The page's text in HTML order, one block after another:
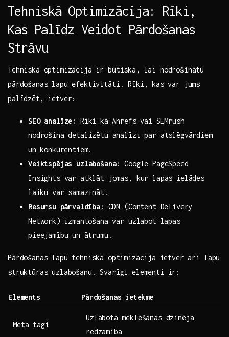
Tehniskā‍ Optimizācija: Rīki,‌
Kas ⁣Palīdz Veidot Pārdošanas
Strāvu
Tehniskā optimizācija ir būtiska, ‍lai‍ nodrošinātu
‍pārdošanas lapu efektivitāti. Rīki,⁣ kas‌ var jums
palīdzēt, ietver:
SEO analīze:
Rīki ⁢kā⁤ Ahrefs​ vai SEMrush
nodrošina detalizētu analīzi par atslēgvārdiem
un ⁣konkurentiem.
Veiktspējas‍ uzlabošana:
Google PageSpeed
Insights var atklāt jomas, kur ‌lapas ielādes
⁤laiku var samazināt.
Resursu ⁤pārvaldība:
‍CDN (Content Delivery
Network)⁤ izmantošana var uzlabot lapas
pieejamību⁢ un ātrumu.
Pārdošanas lapu tehniskā ⁢optimizācija ⁢ietver arī lapu
struktūras uzlabošanu. Svarīgi elementi ir:
Elements Pārdošanas⁤ ietekme
Meta tagi
Uzlabota ⁤meklēšanas dzinēja
redzamība